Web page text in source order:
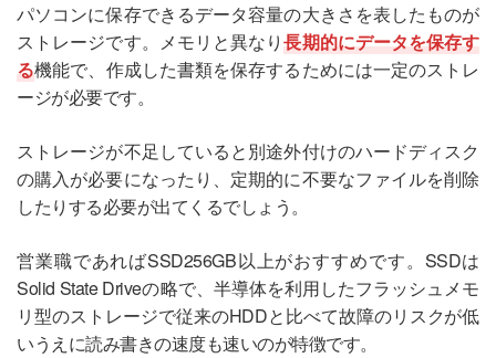
パソコンに保存できるデータ容量の大きさを表したものが
ストレージです。メモリと異なり長期的にデータを保存す
る機能で、作成した書類を保存するためには一定のストレ
ージが必要です。
ストレージが不足していると別途外付けのハードディスク
の購入が必要になったり、定期的に不要なファイルを削除
したりする必要が出てくるでしょう。
営業職であればSSD256GB以上がおすすめです。SSDは
Solid State Driveの略で、半導体を利用したフラッシュメモ
リ型のストレージで従来のHDDと比べて故障のリスクが低
いうえに読み書きの速度も速いのが特徴です。